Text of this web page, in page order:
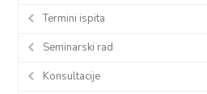
Termini ispita
Seminarski rad
Konsultacije